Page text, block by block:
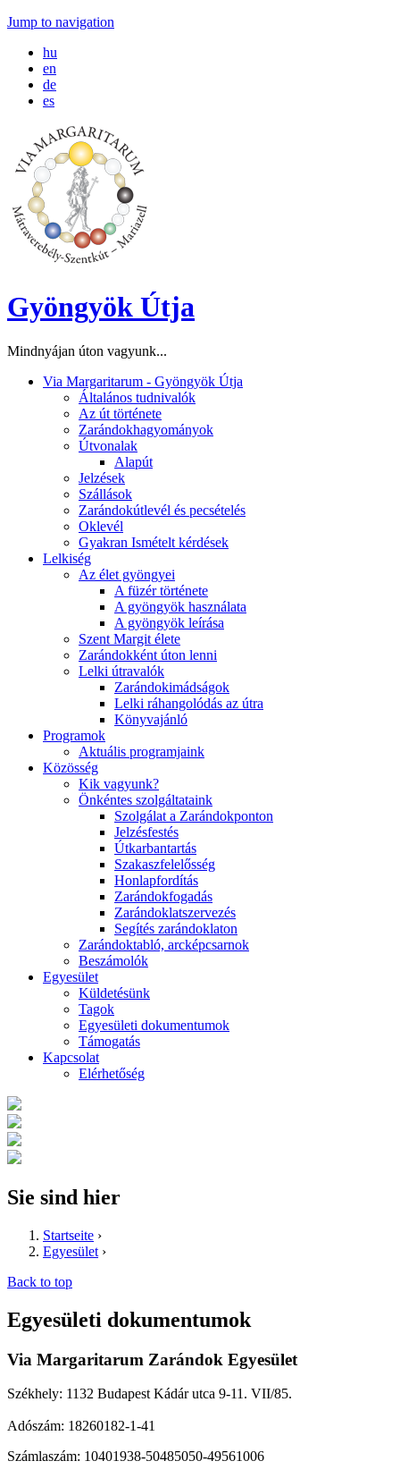
Jump to navigation
hu
en
de
es
Gyöngyök Útja
Mindnyájan úton vagyunk...
Via Margaritarum - Gyöngyök Útja
Általános tudnivalók
Az út története
Zarándokhagyományok
Útvonalak
Alapút
Jelzések
Szállások
Zarándokútlevél és pecsételés
Oklevél
Gyakran Ismételt kérdések
Lelkiség
Az élet gyöngyei
A füzér története
A gyöngyök használata
A gyöngyök leírása
Szent Margit élete
Zarándokként úton lenni
Lelki útravalók
Zarándokimádságok
Lelki ráhangolódás az útra
Könyvajánló
Programok
Aktuális programjaink
Közösség
Kik vagyunk?
Önkéntes szolgáltataink
Szolgálat a Zarándokponton
Jelzésfestés
Útkarbantartás
Szakaszfelelősség
Honlapfordítás
Zarándokfogadás
Zarándoklatszervezés
Segítés zarándoklaton
Zarándoktabló, arcképcsarnok
Beszámolók
Egyesület
Küldetésünk
Tagok
Egyesületi dokumentumok
Támogatás
Kapcsolat
Elérhetőség
Sie sind hier
Startseite ›
Egyesület ›
Back to top
Egyesületi dokumentumok
Via Margaritarum Zarándok Egyesület
Székhely: 1132 Budapest Kádár utca 9-11. VII/85.
Adószám: 18260182-1-41
Számlaszám: 10401938-50485050-49561006